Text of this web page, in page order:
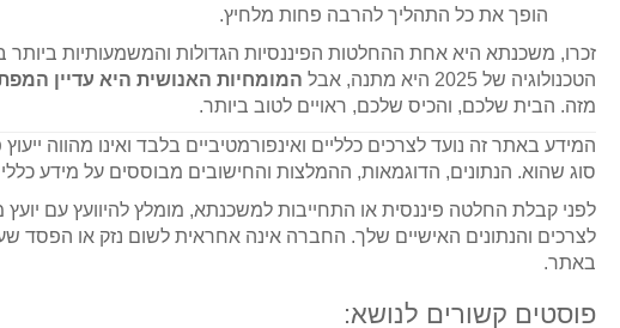
הופך את כל התהליך להרבה פחות מלחיץ.
זכרו, משכנתא היא אחת ההחלטות הפיננסיות הגדולות והמשמעותיות
הטכנולוגיה של 2025 היא מתנה, אבל
המומחיות האנושית היא עדיין
מזה. הבית שלכם, והכיס שלכם, ראויים לטוב ביותר.
המידע באתר זה נועד לצרכים כלליים ואינפורמטיביים בלבד ואינו מהווה
סוג שהוא. הנתונים, הדוגמאות, ההמלצות והחישובים מבוססים על מידע
לפני קבלת החלטה פיננסית או התחייבות למשכנתא, מומלץ להיוועץ עם
לצרכים והנתונים האישיים שלך. החברה אינה אחראית לשום נזק או הפסד
באתר.
פוסטים קשורים לנושא: